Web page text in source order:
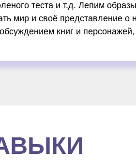
теста и т.д. Лепим
мир и своё представление о
книг и